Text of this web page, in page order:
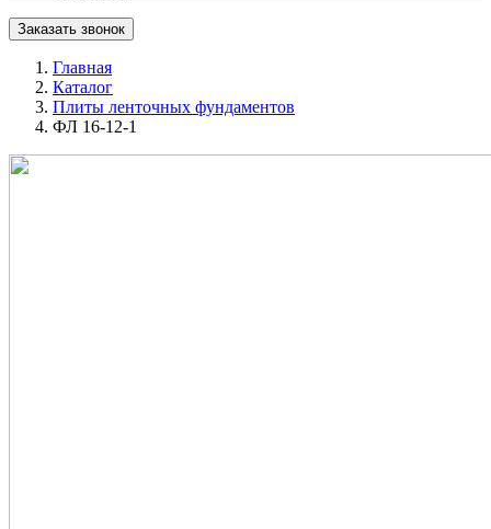
Заказать звонок
Главная
Каталог
Плиты ленточных фундаментов
ФЛ 16-12-1